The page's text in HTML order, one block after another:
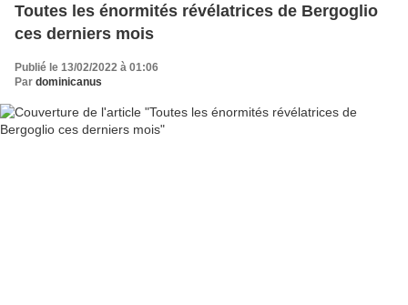
Toutes les énormités révélatrices de Bergoglio
ces derniers mois
Publié le 13/02/2022 à 01:06
Par dominicanus